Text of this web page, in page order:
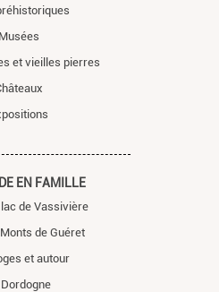
Musées
et vieilles pierres
EN FAMILLE
de Vassivière
de Guéret
et autour
Dordogne